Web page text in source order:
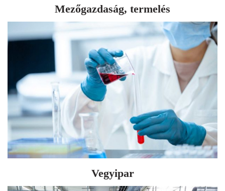
Mezőgazdaság, termelés
Vegyipar